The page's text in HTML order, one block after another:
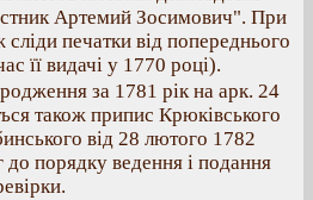
Артемий Зосимович". При
печатки від попереднього
її видачі у 1770 році).
за 1781 рік на арк. 24
також припис Крюківського
від 28 лютого 1782
порядку ведення і подання